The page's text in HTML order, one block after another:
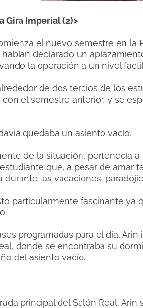
Gira Imperial (2)>
el nuevo semestre en la
declarado un
la operación a un nivel
de dos tercios de los
el semestre anterior, y se
quedaba un asiento vacío.
de la situación, pertenecía
que, a pesar de amar
durante las vacaciones,
particularmente fascinante ya
programadas para el día,
donde se encontraba su
del asiento vacío.
principal del Salón Real,